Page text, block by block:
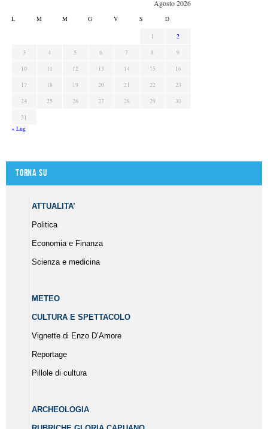
Agosto 2026
L M M G V S D
1
2
3
4 5 6 7 8
9
10
11 12 13 14 15
16
17
18 19 20 21 22
23
24
25 26 27 28 29
30
31
« Lug
Torna su
ATTUALITA’
Politica
Economia e Finanza
Scienza e medicina
METEO
CULTURA E SPETTACOLO
Vignette di Enzo D’Amore
Reportage
Pillole di cultura
ARCHEOLOGIA